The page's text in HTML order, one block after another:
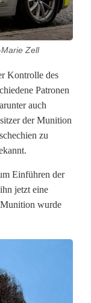
Zell
Kontrolle des
Patronen
auch
der Munition
zu
Einführen der
jetzt eine
Munition wurde